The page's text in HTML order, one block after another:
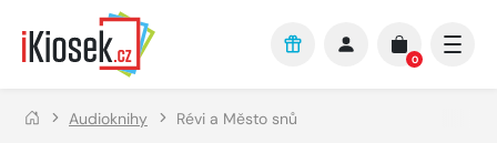
Přejít na hlavní obsah
0
Audioknihy Révi a Město snů